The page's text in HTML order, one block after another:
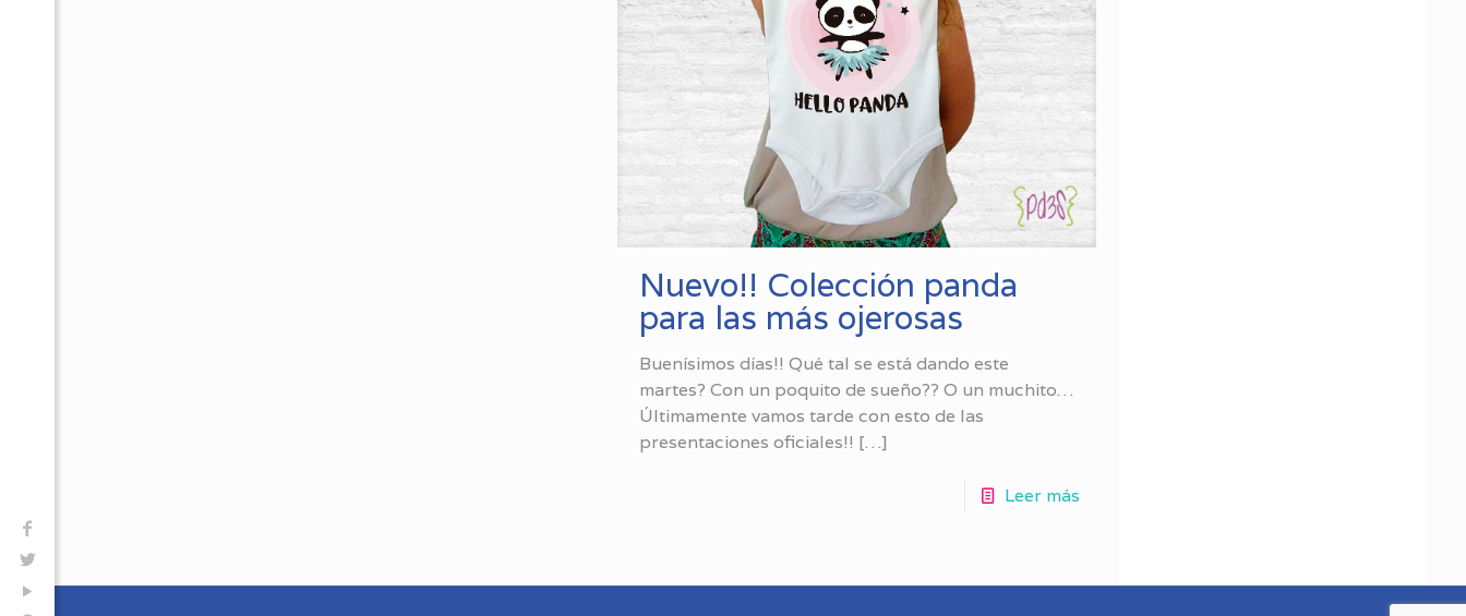
Nuevo!! Colección panda
para las más ojerosas
Buenísimos días!! Qué tal se está dando este
martes? Con un poquito de sueño?? O un muchito…
Últimamente vamos tarde con esto de las
presentaciones oficiales!! […]
Leer más